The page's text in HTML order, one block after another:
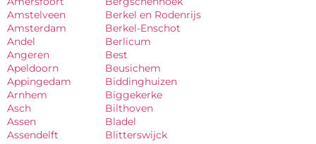
Amstelveen
Amsterdam
Andel
Angeren
Apeldoorn
Appingedam
Arnhem
Asch
Assen
Assendelft
Berkel en Rodenrijs
Berkel-Enschot
Berlicum
Best
Beusichem
Biddinghuizen
Biggekerke
Bilthoven
Bladel
Blitterswijck